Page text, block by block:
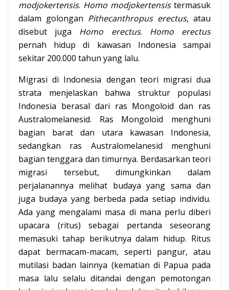
modjokertensis. Homo modjokertensistermasuk
dalam golongan Pithecanthropus erectus, atau
disebut juga Homo erectus. Homo erectus
pernah hidup di kawasan Indonesia sampai
sekitar 200.000 tahun yang lalu.
Migrasi di Indonesia dengan teori migrasi dua
strata menjelaskan bahwa struktur populasi
Indonesia berasal dari ras Mongoloid dan ras
Australomelanesid. Ras Mongoloid menghuni
bagian barat dan utara kawasan Indonesia,
sedangkan ras Australomelanesid menghuni
bagian tenggara dan timurnya. Berdasarkan teori
migrasi tersebut, dimungkinkan dalam
perjalanannya melihat budaya yang sama dan
juga budaya yang berbeda pada setiap individu.
Ada yang mengalami masa di mana perlu diberi
upacara (ritus) sebagai pertanda seseorang
memasuki tahap berikutnya dalam hidup. Ritus
dapat bermacam-macam, seperti pangur, atau
mutilasi badan lainnya (kematian di Papua pada
masa lalu selalu ditandai dengan pemotongan